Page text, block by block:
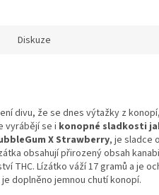
Diskuze
divu, že se dnes výtažky z
vyrábějí se i konopné sladkosti
X Strawberry, je sladce
obsahují přirozený obsah
THC. Lízátko váží 17 gramů a je
doplněno jemnou chutí konopí.